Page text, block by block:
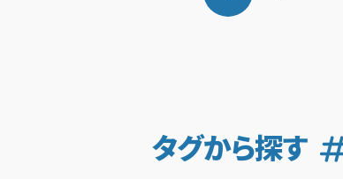
タグから探す